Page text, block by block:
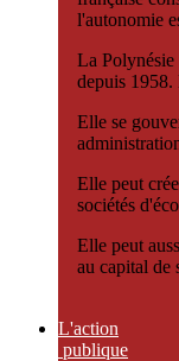
l'autonomie
La Polynésie
depuis 1958.
Elle se
Elle peut
sociétés
Elle peut
au capital de
L'action
publique